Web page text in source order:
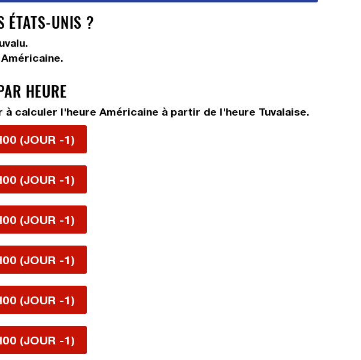
ÉTATS-UNIS ?
HEURE
calculer l'heure Américaine à partir de l'heure Tuvalaise.
(JOUR -1)
(JOUR -1)
(JOUR -1)
(JOUR -1)
(JOUR -1)
(JOUR -1)